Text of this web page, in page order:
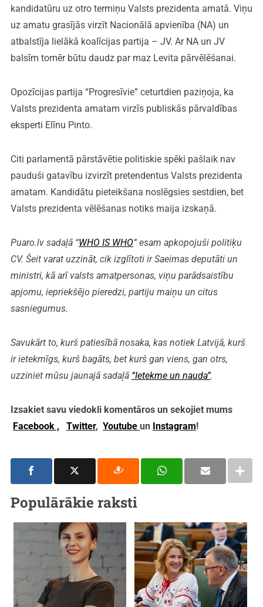
kandidatūru uz otro termiņu Valsts prezidenta amatā. Viņu
uz amatu grasījās virzīt Nacionālā apvienība (NA) un
atbalstīja lielākā koalīcijas partija – JV. Ar NA un JV
balsīm tomēr būtu daudz par maz Levita pārvēlēšanai.
Opozīcijas partija “Progresīvie” ceturtdien paziņoja, ka
Valsts prezidenta amatam virzīs publiskās pārvaldības
eksperti Elīnu Pinto.
Citi parlamentā pārstāvētie politiskie spēki pašlaik nav
pauduši gatavību izvirzīt pretendentus Valsts prezidenta
amatam. Kandidātu pieteikšana noslēgsies sestdien, bet
Valsts prezidenta vēlēšanas notiks maija izskaņā.
Puaro.lv sadaļā “WHO IS WHO” esam apkopojuši politiķu
CV. Šeit varat uzzināt, cik izglītoti ir Saeimas deputāti un
ministri, kā arī valsts amatpersonas, viņu parādsaistību
apjomu, iepriekšējo pieredzi, partiju maiņu un citus
sasniegumus.
Savukārt to, kurš patiesībā nosaka, kas notiek Latvijā, kurš
ir ietekmīgs, kurš bagāts, bet kurš gan viens, gan otrs,
uzziniet mūsu jaunajā sadaļā “Ietekme un nauda”.
Izsakiet savu viedokli komentāros un sekojiet mums
Facebook ,
Twitter, Youtube un Instagram!
Populārākie raksti